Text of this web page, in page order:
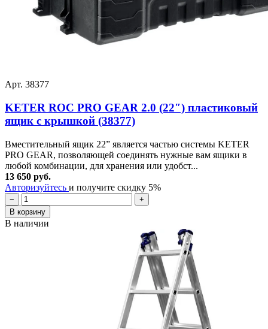
Арт. 38377
KETER ROC PRO GEAR 2.0 (22″) пластиковый
ящик с крышкой (38377)
Вместительный ящик 22” является частью системы KETER
PRO GEAR, позволяющей соединять нужные вам ящики в
любой комбинации, для хранения или удобст...
13 650 руб.
Авторизуйтесь и получите скидку 5%
−
+
В корзину
В наличии